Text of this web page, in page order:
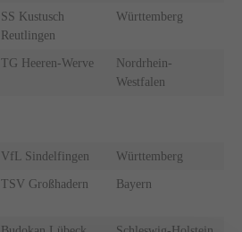
SS Kustusch
Reutlingen
Württemberg
TG Heeren-Werve
Nordrhein-
Westfalen
VfL Sindelfingen Württemberg
TSV Großhadern Bayern